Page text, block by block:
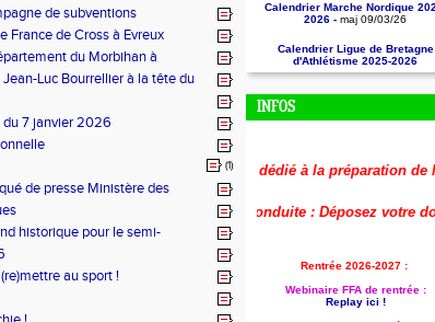
de subventions
France de Cross à Evreux
du Morbihan à
Luc Bourrellier à la tête du
7 janvier 2026
(1)
de presse Ministère des
historique pour le semi-
au sport !
Calendrier Marche Nordique
2026 - maj 09/03/26
Calendrier Ligue de Bretagne
d'Athlétisme 2025-2026
INFOS
Le replay du webinaire dédié à la préparation de la
Aide à la formation reconduite : Déposez votre
Rentrée 2026-2027 :
Webinaire FFA de rentrée :
Replay ici !